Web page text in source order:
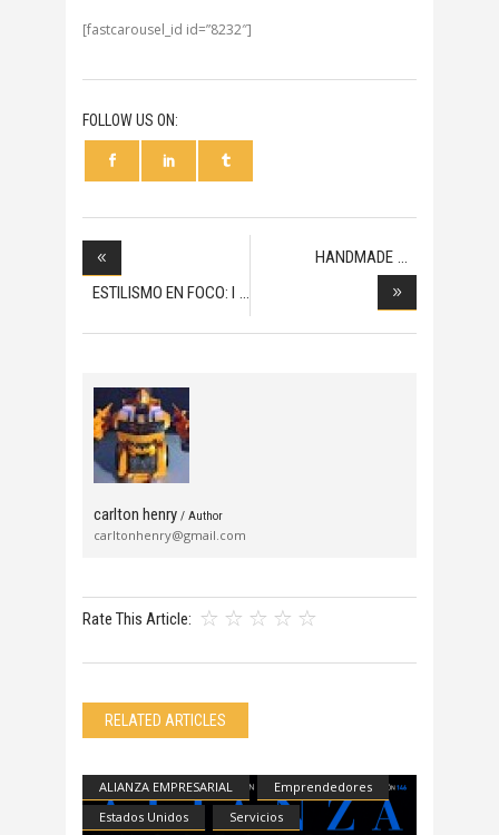
[fastcarousel_id id=”8232″]
FOLLOW US ON:
ESTILISMO EN FOCO: I
HANDMADE
carlton henry / Author
carltonhenry@gmail.com
Rate This Article:
RELATED ARTICLES
ALIANZA EMPRESARIAL
Emprendedores
Estados Unidos
Servicios